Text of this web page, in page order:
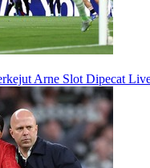
Arne Slot Dipecat